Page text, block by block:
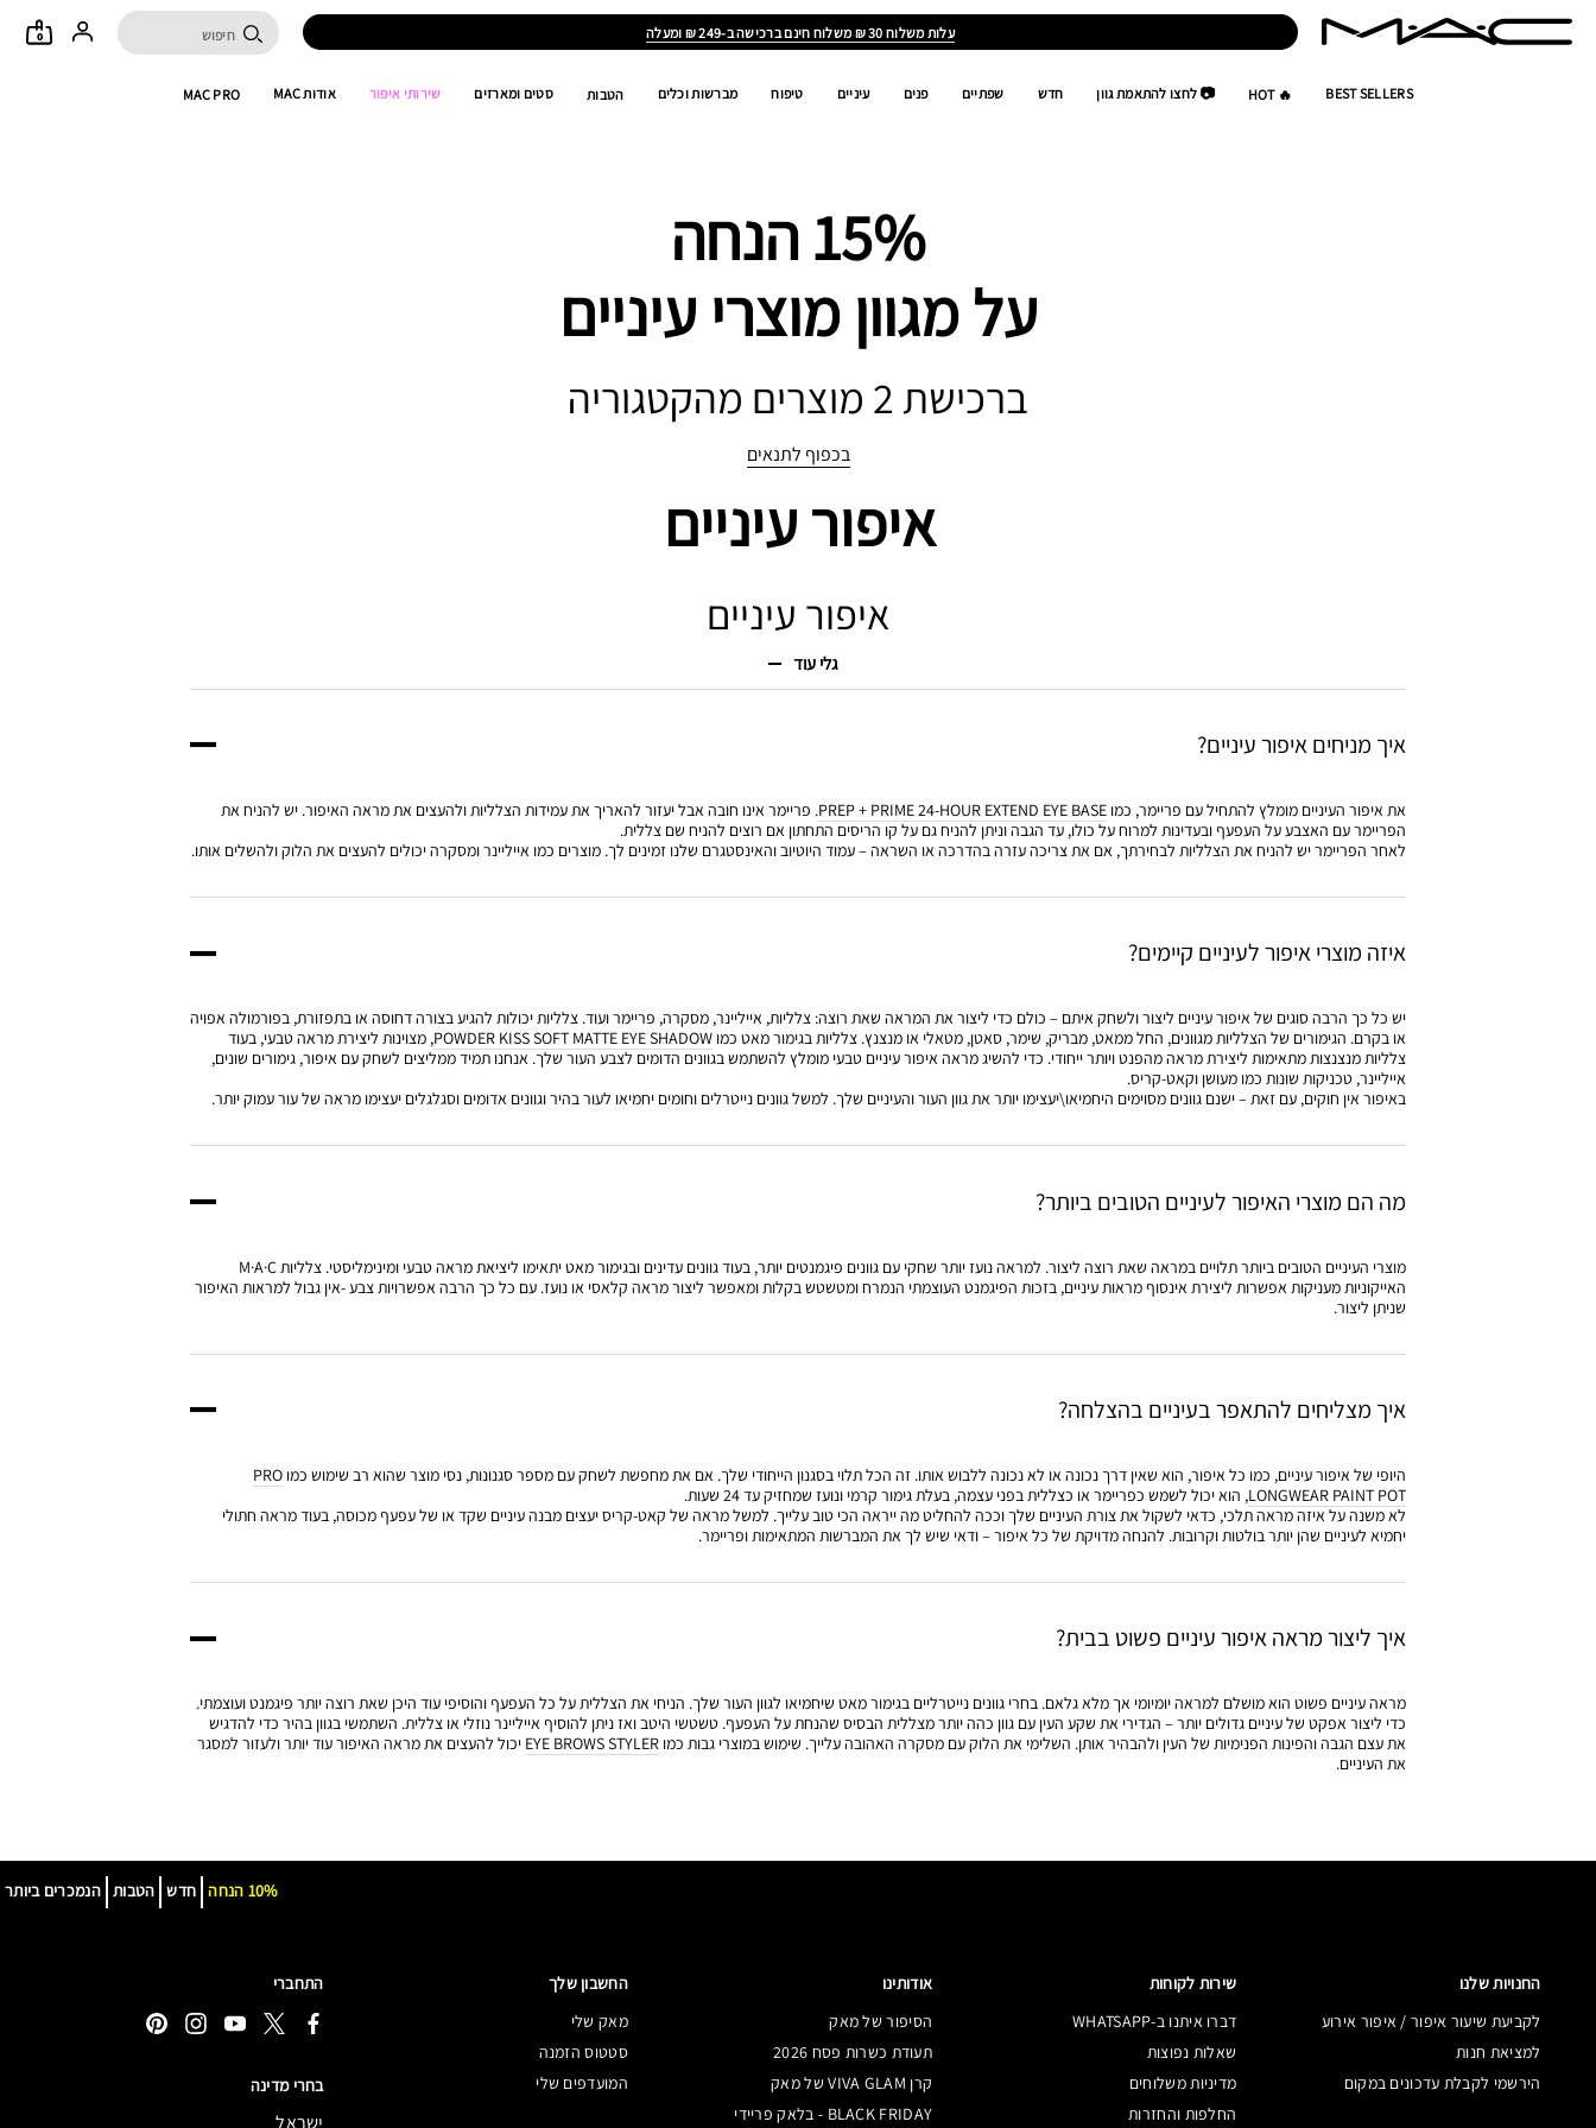
ALLAGES,ALLGENDERS,ALLRACES
0
BEST SELLERS
🔥 HOT 📷 לחצו להתאמת גוון חדש שפתיים פנים עיניים טיפוח מברשות וכלים הטבות סטים ומארזים שירותי איפור אודות MAC MAC PRO
15% הנחה
על מגוון מוצרי עיניים
ברכישת 2 מוצרים מהקטגוריה
בכפוף לתנאים
איפור עיניים
איפור עיניים
גלי עוד
איך מניחים איפור עיניים?
את איפור העיניים מומלץ להתחיל עם פריימר, כמו PREP + PRIME 24-HOUR EXTEND EYE BASE. פריימר אינו חובה אבל יעזור להאריך את עמידות הצלליות ולהעצים את מראה האיפור. יש להניח את
הפריימר עם האצבע על העפעף ובעדינות למרוח על כולו, עד הגבה וניתן להניח גם על קו הריסים התחתון אם רוצים להניח שם צללית.
לאחר הפריימר יש להניח את הצלליות לבחירתך, אם את צריכה עזרה בהדרכה או השראה – עמוד היוטיוב והאינסטגרם שלנו זמינים לך. מוצרים כמו אייליינר ומסקרה יכולים להעצים את הלוק ולהשלים אותו.
איזה מוצרי איפור לעיניים קיימים?
יש כל כך הרבה סוגים של איפור עיניים ליצור ולשחק איתם – כולם כדי ליצור את המראה שאת רוצה: צלליות, אייליינר, מסקרה, פריימר ועוד. צלליות יכולות להגיע בצורה דחוסה או בתפזורת, בפורמולה אפויה
או בקרם. הגימורים של הצלליות מגוונים, החל ממאט, מבריק, שימר, סאטן, מטאלי או מנצנץ. צלליות בגימור מאט כמו POWDER KISS SOFT MATTE EYE SHADOW, מצוינות ליצירת מראה טבעי, בעוד
צלליות מנצנצות מתאימות ליצירת מראה מהפנט ויותר ייחודי. כדי להשיג מראה איפור עיניים טבעי מומלץ להשתמש בגוונים הדומים לצבע העור שלך. אנחנו תמיד ממליצים לשחק עם איפור, גימורים שונים,
אייליינר, טכניקות שונות כמו מעושן וקאט-קריס.
באיפור אין חוקים, עם זאת – ישנם גוונים מסוימים היחמיאו\יעצימו יותר את גוון העור והעיניים שלך. למשל גוונים נייטרלים וחומים יחמיאו לעור בהיר וגוונים אדומים וסגלגלים יעצימו מראה של עור עמוק יותר.
מה הם מוצרי האיפור לעיניים הטובים ביותר?
מוצרי העיניים הטובים ביותר תלויים במראה שאת רוצה ליצור. למראה נועז יותר שחקי עם גוונים פיגמנטים יותר, בעוד גוונים עדינים ובגימור מאט יתאימו ליציאת מראה טבעי ומינימליסטי. צלליות M·A·C
האייקוניות מעניקות אפשרות ליצירת אינסוף מראות עיניים, בזכות הפיגמנט העוצמתי הנמרח ומטשטש בקלות ומאפשר ליצור מראה קלאסי או נועז. עם כל כך הרבה אפשרויות צבע -אין גבול למראות האיפור
שניתן ליצור.
איך מצליחים להתאפר בעיניים בהצלחה?
היופי של איפור עיניים, כמו כל איפור, הוא שאין דרך נכונה או לא נכונה ללבוש אותו. זה הכל תלוי בסגנון הייחודי שלך. אם את מחפשת לשחק עם מספר סגנונות, נסי מוצר שהוא רב שימוש כמו PRO
LONGWEAR PAINT POT, הוא יכול לשמש כפריימר או כצללית בפני עצמה, בעלת גימור קרמי ונועז שמחזיק עד 24 שעות.
לא משנה על איזה מראה תלכי, כדאי לשקול את צורת העיניים שלך וככה להחליט מה ייראה הכי טוב עלייך. למשל מראה של קאט-קריס יעצים מבנה עיניים שקד או של עפעף מכוסה, בעוד מראה חתולי
יחמיא לעיניים שהן יותר בולטות וקרובות. להנחה מדויקת של כל איפור – ודאי שיש לך את המברשות המתאימות ופריימר.
איך ליצור מראה איפור עיניים פשוט בבית?
מראה עיניים פשוט הוא מושלם למראה יומיומי אך מלא גלאם. בחרי גוונים נייטרליים בגימור מאט שיחמיאו לגוון העור שלך. הניחי את הצללית על כל העפעף והוסיפי עוד היכן שאת רוצה יותר פיגמנט ועוצמתי.
כדי ליצור אפקט של עיניים גדולים יותר – הגדירי את שקע העין עם גוון כהה יותר מצללית הבסיס שהנחת על העפעף. טשטשי היטב ואז ניתן להוסיף אייליינר נוזלי או צללית. השתמשי בגוון בהיר כדי להדגיש
את עצם הגבה והפינות הפנימיות של העין ולהבהיר אותן. השלימי את הלוק עם מסקרה האהובה עלייך. שימוש במוצרי גבות כמו EYE BROWS STYLER יכול להעצים את מראה האיפור עוד יותר ולעזור למסגר
את העיניים.
הנמכרים ביותר הטבות חדש 10% הנחה
החנויות שלנו
לקביעת שיעור איפור / איפור אירוע
למציאת חנות
הירשמי לקבלת עדכונים במקום
שירות לקוחות
דברו איתנו ב-WHATSAPP
שאלות נפוצות
מדיניות משלוחים
החלפות והחזרות
אודותינו
הסיפור של מאק
תעודת כשרות פסח 2026
קרן VIVA GLAM של מאק
BLACK FRIDAY - בלאק פריידי
החשבון שלך
מאק שלי
סטטוס הזמנה
המועדפים שלי
התחברי
בחרי מדינה